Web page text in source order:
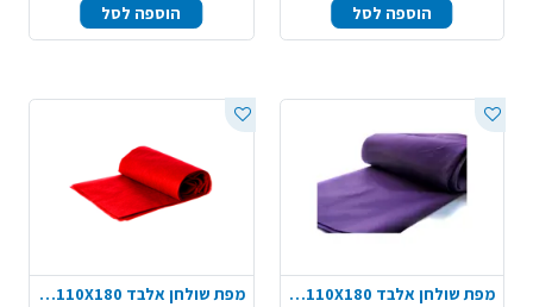
הוספה לסל
הוספה לסל
מפת שולחן אלבד 110X180 - סגול כהה
מפת שולחן אלבד 110X180 - אדום